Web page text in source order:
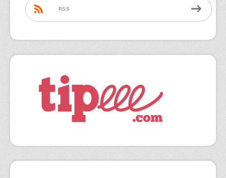
RSS